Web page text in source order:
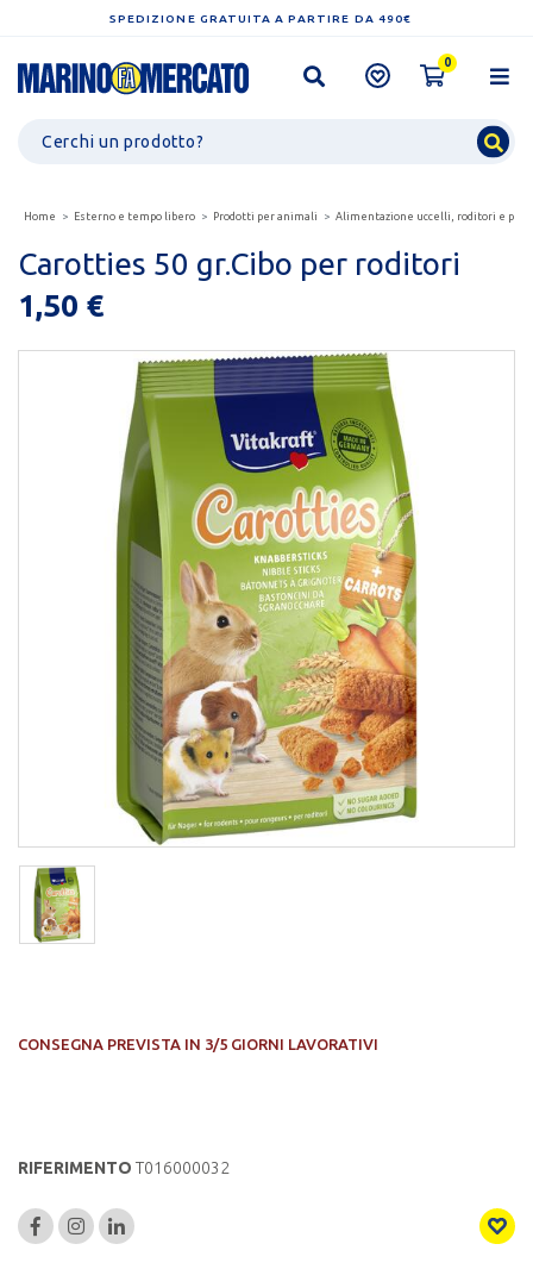
SPEDIZIONE GRATUITA A PARTIRE DA 490€
0
Home Esterno e tempo libero Prodotti per animali Alimentazione uccelli, roditori e
Carotties 50 gr.Cibo per roditori
1,50 €
CONSEGNA PREVISTA IN 3/5 GIORNI LAVORATIVI
RIFERIMENTO T016000032